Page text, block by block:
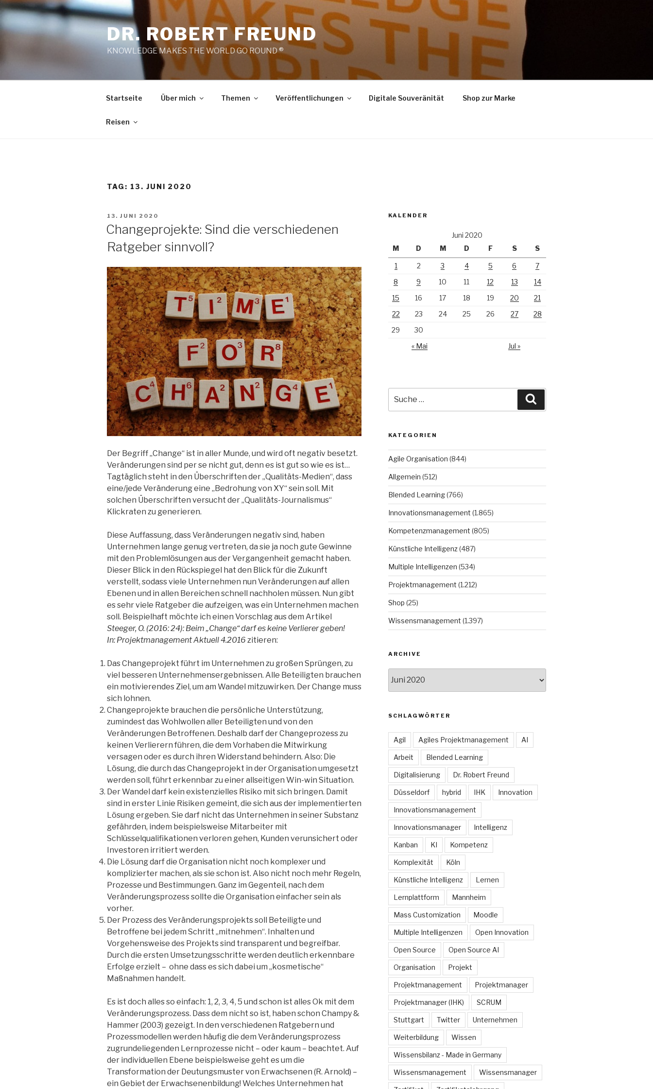
Zum
Inhalt
springen
DR. ROBERT FREUND
KNOWLEDGE MAKES THE WORLD GO ROUND ®
Startseite Über mich Themen Veröffentlichungen Digitale Souveränität Shop zur Marke
Reisen
TAG: 13. JUNI 2020
VERÖFFENTLICHT
13. JUNI 2020
Changeprojekte: Sind die verschiedenen
Ratgeber sinnvoll?
Der Begriff „Change“ ist in aller Munde, und wird oft negativ besetzt.
Veränderungen sind per se nicht gut, denn es ist gut so wie es ist…
Tagtäglich steht in den Überschriften der „Qualitäts-Medien“, dass
eine/jede Veränderung eine „Bedrohung von XY“ sein soll. Mit
solchen Überschriften versucht der „Qualitäts-Journalismus“
Klickraten zu generieren.
Diese Auffassung, dass Veränderungen negativ sind, haben
Unternehmen lange genug vertreten, da sie ja noch gute Gewinne
mit den Problemlösungen aus der Vergangenheit gemacht haben.
Dieser Blick in den Rückspiegel hat den Blick für die Zukunft
verstellt, sodass viele Unternehmen nun Veränderungen auf allen
Ebenen und in allen Bereichen schnell nachholen müssen. Nun gibt
es sehr viele Ratgeber die aufzeigen, was ein Unternehmen machen
soll. Beispielhaft möchte ich einen Vorschlag aus dem Artikel
Steeger, O. (2016: 24): Beim „Change“ darf es keine Verlierer geben!
In: Projektmanagement Aktuell 4.2016 zitieren:
Das Changeprojekt führt im Unternehmen zu großen Sprüngen, zu
viel besseren Unternehmensergebnissen. Alle Beteiligten brauchen
ein motivierendes Ziel, um am Wandel mitzuwirken. Der Change muss
sich lohnen.
Changeprojekte brauchen die persönliche Unterstützung,
zumindest das Wohlwollen aller Beteiligten und von den
Veränderungen Betroffenen. Deshalb darf der Changeprozess zu
keinen Verlierern führen, die dem Vorhaben die Mitwirkung
versagen oder es durch ihren Widerstand behindern. Also: Die
Lösung, die durch das Changeprojekt in der Organisation umgesetzt
werden soll, führt erkennbar zu einer allseitigen Win-win Situation.
Der Wandel darf kein existenzielles Risiko mit sich bringen. Damit
sind in erster Linie Risiken gemeint, die sich aus der implementierten
Lösung ergeben. Sie darf nicht das Unternehmen in seiner Substanz
gefährden, indem beispielsweise Mitarbeiter mit
Schlüsselqualifikationen verloren gehen, Kunden verunsichert oder
Investoren irritiert werden.
Die Lösung darf die Organisation nicht noch komplexer und
komplizierter machen, als sie schon ist. Also nicht noch mehr Regeln,
Prozesse und Bestimmungen. Ganz im Gegenteil, nach dem
Veränderungsprozess sollte die Organisation einfacher sein als
vorher.
Der Prozess des Veränderungsprojekts soll Beteiligte und
Betroffene bei jedem Schritt „mitnehmen“. Inhalten und
Vorgehensweise des Projekts sind transparent und begreifbar.
Durch die ersten Umsetzungsschritte werden deutlich erkennbare
Erfolge erzielt – ohne dass es sich dabei um „kosmetische“
Maßnahmen handelt.
Es ist doch alles so einfach: 1, 2, 3, 4, 5 und schon ist alles Ok mit dem
Veränderungsprozess. Dass dem nicht so ist, haben schon Champy &
Hammer (2003) gezeigt. In den verschiedenen Ratgebern und
Prozessmodellen werden häufig die dem Veränderungsprozess
zugrundeliegenden Lernprozesse nicht – oder kaum – beachtet. Auf
der individuellen Ebene beispielsweise geht es um die
Transformation der Deutungsmuster von Erwachsenen (R. Arnold) –
ein Gebiet der Erwachsenenbildung! Welches Unternehmen hat
KALENDER
Juni 2020
M
D M D F S S
1 2 3 4 5 6
7
8
9 10 11 12 13
14
15
16 17 18 19 20
21
22
23 24 25 26 27
28
29
30
« Mai
Jul »
nach:
KATEGORIEN
Agile Organisation (844)
Allgemein (512)
Blended Learning(766)
Innovationsmanagement (1.865)
Kompetenzmanagement (805)
Künstliche Intelligenz(487)
Multiple Intelligenzen (534)
Projektmanagement (1.212)
Shop (25)
Wissensmanagement (1.397)
ARCHIVE
SCHLAGWÖRTER
Agil Agiles Projektmanagement AI
Arbeit Blended Learning
Digitalisierung Dr. Robert Freund
Düsseldorf hybrid IHK Innovation
Innovationsmanagement
Innovationsmanager Intelligenz
Kanban KI Kompetenz
Komplexität Köln
Künstliche Intelligenz Lernen
Lernplattform Mannheim
Mass Customization Moodle
Multiple Intelligenzen Open Innovation
Open Source Open Source AI
Organisation Projekt
Projektmanagement Projektmanager
Projektmanager (IHK) SCRUM
Stuttgart Twitter Unternehmen
Weiterbildung Wissen
Wissensbilanz - Made in Germany
Wissensmanagement Wissensmanager